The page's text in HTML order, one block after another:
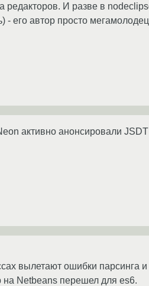
редакторов. И разве в
- его автор просто
активно анонсировали
вылетают ошибки парсинга и
на Netbeans перешел для es6.